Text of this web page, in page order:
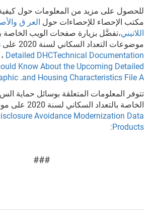
للحصول على مزيد من المعلومات حول
مكتب الإحصاء للإحصاءات حول العر ق
اللاتيني،تفضَّل بزيارة صفحات الويب الخاصة
موضوعات التعداد السكاني لسنة 2020 على
Detailed DHCTechnical Documentation
Know About the Upcoming Detailed
.and Housing Characteristics File A
تتوفر المعلومات المتعلقة بوسائل حماية الس
الخاصة بالتعداد السكاني لسنة 2020 على موقع الويب
Avoidance Modernization Data
Products:
###